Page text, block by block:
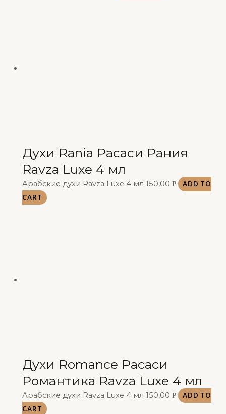
Духи Rania Расаси Рания
Ravza Luxe 4 мл
Арабские духи Ravza Luxe 4 мл 150,00 Р
ADD TO
CART
Духи Romance Расаси
Романтика Ravza Luxe 4 мл
Арабские духи Ravza Luxe 4 мл 150,00 Р
ADD TO
CART